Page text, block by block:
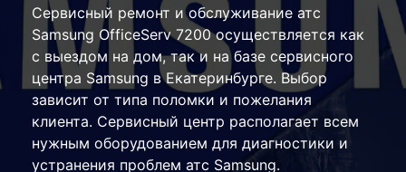
Сервисный ремонт и обслуживание атс
Samsung OfficeServ 7200 осуществляется как
с выездом на дом, так и на базе сервисного
центра Samsung в Екатеринбурге. Выбор
зависит от типа поломки и пожелания
клиента. Сервисный центр располагает всем
нужным оборудованием для диагностики и
устранения проблем атс Samsung.